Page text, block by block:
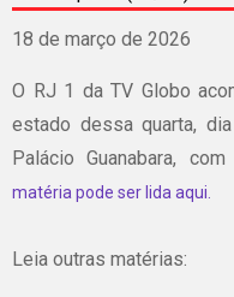
18 de março de 2026
O RJ 1 da TV Globo
estado dessa quarta,
Palácio Guanabara,
matéria pode ser lida aqui.
Leia outras matérias: